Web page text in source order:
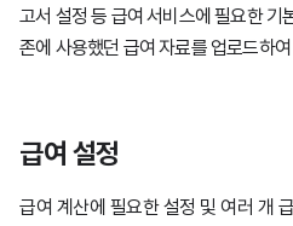
고서 설정 등 급여 서비스에 필요한 기
존에 사용했던 급여 자료를 업로드하
급여 설정
급여 계산에 필요한 설정 및 여러 개